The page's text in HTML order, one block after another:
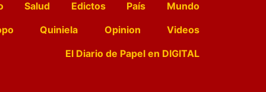
Salud Edictos País
Mundo
Quiniela Opinion
Videos
El Diario de Papel en DIGITAL